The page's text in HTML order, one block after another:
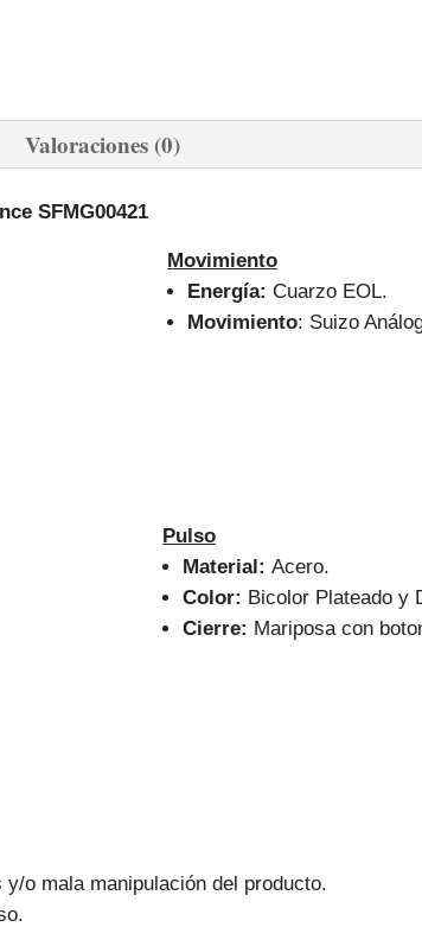
Valoraciones (0)
SFMG00421
Movimiento
Energía: Cuarzo EOL.
Movimiento: Suizo
Pulso
Material: Acero.
Color: Bicolor Plateado y
Cierre: Mariposa con
o mala manipulación del producto.